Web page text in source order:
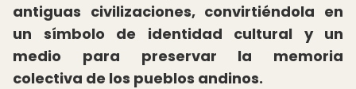
antiguas civilizaciones, convirtiéndola en
un símbolo de identidad cultural y un
medio para preservar la memoria
colectiva de los pueblos andinos.